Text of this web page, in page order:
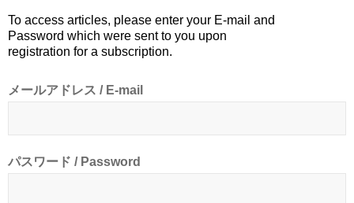
To access articles, please enter your E-mail and
Password which were sent to you upon
registration for a subscription.
メールアドレス / E-mail
パスワード / Password